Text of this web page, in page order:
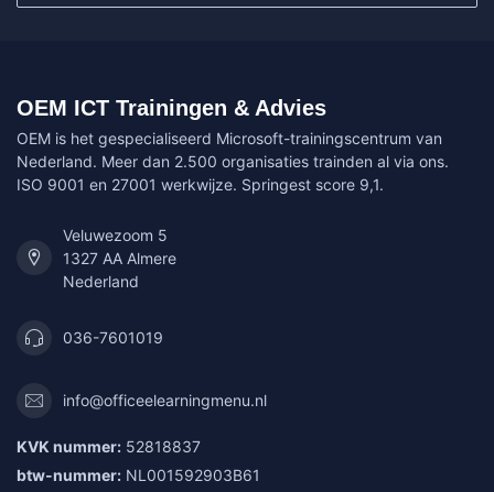
OEM ICT Trainingen & Advies
OEM is het gespecialiseerd Microsoft-trainingscentrum van
Nederland. Meer dan 2.500 organisaties trainden al via ons.
ISO 9001 en 27001 werkwijze. Springest score 9,1.
Veluwezoom 5
1327 AA Almere
Nederland
036-7601019
info@officeelearningmenu.nl
KVK nummer: 52818837
btw-nummer: NL001592903B61